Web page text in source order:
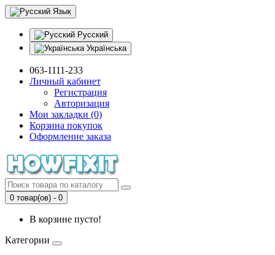
Язык
Русский
Українська
063-1111-233
Личный кабинет
Регистрация
Авторизация
Мои закладки (0)
Корзина покупок
Оформление заказа
0 товар(ов) - 0
В корзине пусто!
Категории